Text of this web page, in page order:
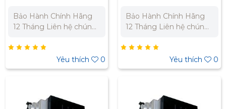
Bảo Hành Chính Hãng
12 Tháng Liên hệ chúng
nhất cho dự án. Miền
Bắc : 0989 310 979 -
0973 106 269 Miền Nam:
Yêu thích 0
Bảo Hành Chính Hãng
12 Tháng Liên hệ chúng
nhất cho dự án. Miền
Bắc : 0989 310 979 -
0973 106 269 Miền Nam:
Yêu thích 0